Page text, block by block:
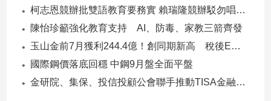
柯志恩競辦批雙語教育要務實 賴瑞隆競辦駁勿唱衰高雄
陳怡珍籲強化教育支持 AI、防毒、家教三箭齊發
玉山金前7月獲利244.4億！創同期新高 稅後EPS自結1.51元
國際鋼價落底回穩 中鋼9月盤全面平盤
金研院、集保、投信投顧公會聯手推動TISA金融教育 將辦150場宣講